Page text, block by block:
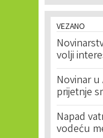
VEZANO
volji
Novinar u
prijetnje
Napad
vodeću